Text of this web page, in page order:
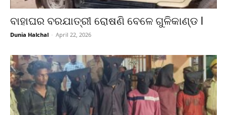
ବାହାଘର ବରଯାତ୍ରୀ ରୋଷଣି ବେଳେ ଗୁଳିକାଣ୍ଡ l
Dunia Halchal - April 22, 2026